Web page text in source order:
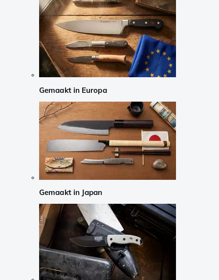
Gemaakt in Europa
Gemaakt in Japan